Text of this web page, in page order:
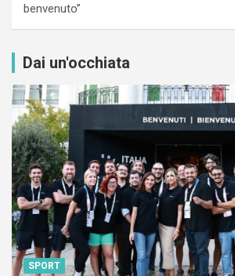
benvenuto”
Dai un'occhiata
SPORT